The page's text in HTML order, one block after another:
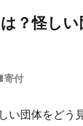
？怪し
寄付
い団体をどう